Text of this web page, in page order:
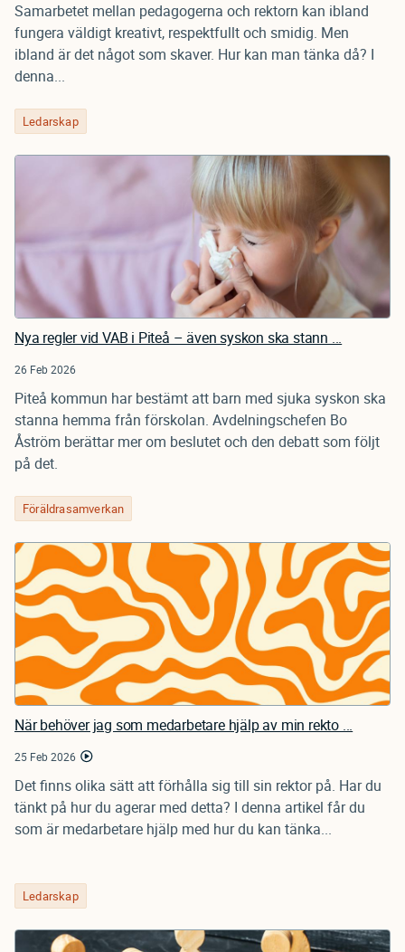
Samarbetet mellan pedagogerna och rektorn kan ibland
fungera väldigt kreativt, respektfullt och smidig. Men
ibland är det något som skaver. Hur kan man tänka då? I
denna...
Ledarskap
Nya regler vid VAB i Piteå – även syskon ska stann ...
26 Feb 2026
Piteå kommun har bestämt att barn med sjuka syskon ska
stanna hemma från förskolan. Avdelningschefen Bo
Åström berättar mer om beslutet och den debatt som följt
på det.
Föräldrasamverkan
När behöver jag som medarbetare hjälp av min rekto ...
25 Feb 2026
Det finns olika sätt att förhålla sig till sin rektor på. Har du
tänkt på hur du agerar med detta? I denna artikel får du
som är medarbetare hjälp med hur du kan tänka...
Ledarskap